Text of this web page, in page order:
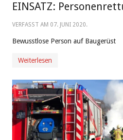
EINSATZ:
VERFASST AM 07. JUNI 2020.
Bewusstlose Person auf Baugerüst
Weiterlesen